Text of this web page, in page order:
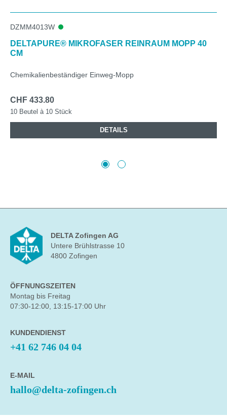
DZMM4013W
DELTAPURE® MIKROFASER REINRAUM MOPP 40
CM
Chemikalienbeständiger Einweg-Mopp
CHF 433.80
10 Beutel à 10 Stück
DETAILS
DELTA Zofingen AG
Untere Brühlstrasse 10
4800 Zofingen
ÖFFNUNGSZEITEN
Montag bis Freitag
07:30-12:00, 13:15-17:00 Uhr
KUNDENDIENST
+41 62 746 04 04
E-MAIL
hallo@delta-zofingen.ch